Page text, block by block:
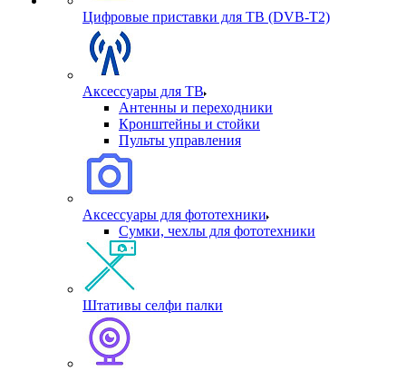
Цифровые приставки для ТВ (DVB-T2)
Аксессуары для ТВ
Антенны и переходники
Кронштейны и стойки
Пульты управления
Аксессуары для фототехники
Сумки, чехлы для фототехники
Штативы селфи палки